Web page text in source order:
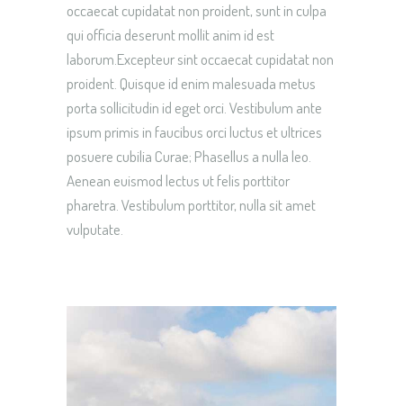
occaecat cupidatat non proident, sunt in culpa
qui officia deserunt mollit anim id est
laborum.Excepteur sint occaecat cupidatat non
proident. Quisque id enim malesuada metus
porta sollicitudin id eget orci. Vestibulum ante
ipsum primis in faucibus orci luctus et ultrices
posuere cubilia Curae; Phasellus a nulla leo.
Aenean euismod lectus ut felis porttitor
pharetra. Vestibulum porttitor, nulla sit amet
vulputate.